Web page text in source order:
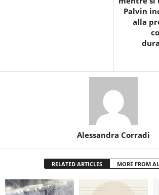
Palvin
alla
Alessandra Corradi
RELATED ARTICLES MORE FROM